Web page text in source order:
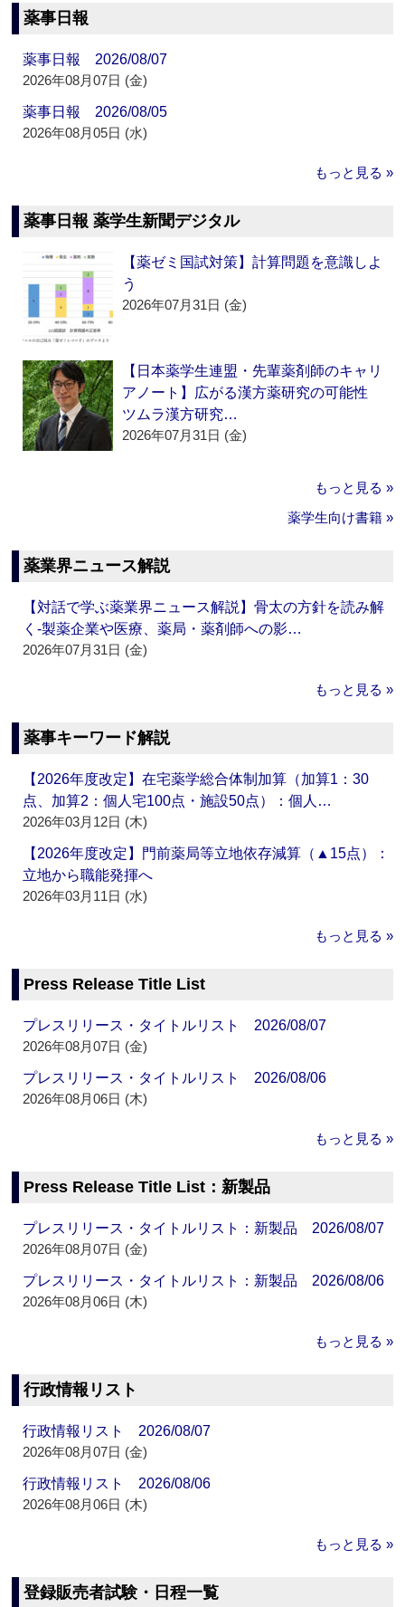
薬事日報
薬事日報 2026/08/07
2026年08月07日 (金)
薬事日報 2026/08/05
2026年08月05日 (水)
もっと見る »
薬事日報 薬学生新聞デジタル
【薬ゼミ国試対策】計算問題を意識しよ
う
2026年07月31日 (金)
【日本薬学生連盟・先輩薬剤師のキャリ
アノート】広がる漢方薬研究の可能性
ツムラ漢方研究…
2026年07月31日 (金)
もっと見る »
薬学生向け書籍 »
薬業界ニュース解説
【対話で学ぶ薬業界ニュース解説】骨太の方針を読み解
く‐製薬企業や医療、薬局・薬剤師への影…
2026年07月31日 (金)
もっと見る »
薬事キーワード解説
【2026年度改定】在宅薬学総合体制加算（加算1：30
点、加算2：個人宅100点・施設50点）：個人…
2026年03月12日 (木)
【2026年度改定】門前薬局等立地依存減算（▲15点）：
立地から職能発揮へ
2026年03月11日 (水)
もっと見る »
Press Release Title List
プレスリリース・タイトルリスト 2026/08/07
2026年08月07日 (金)
プレスリリース・タイトルリスト 2026/08/06
2026年08月06日 (木)
もっと見る »
Press Release Title List：新製品
プレスリリース・タイトルリスト：新製品 2026/08/07
2026年08月07日 (金)
プレスリリース・タイトルリスト：新製品 2026/08/06
2026年08月06日 (木)
もっと見る »
行政情報リスト
行政情報リスト 2026/08/07
2026年08月07日 (金)
行政情報リスト 2026/08/06
2026年08月06日 (木)
もっと見る »
登録販売者試験・日程一覧